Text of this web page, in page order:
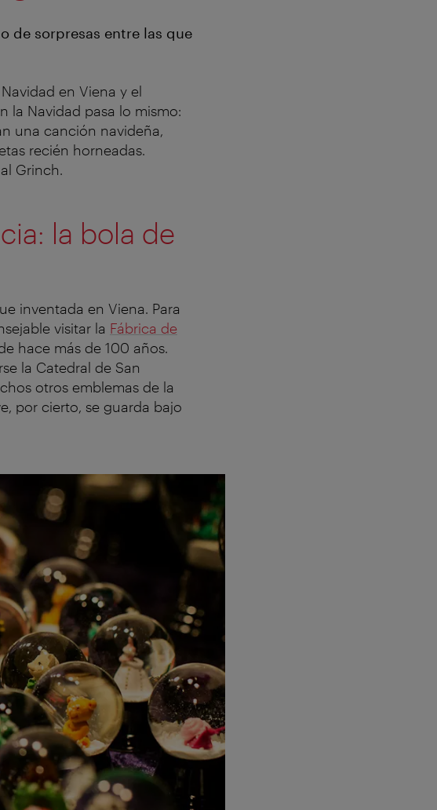
de sorpresas entre las que
en Viena y el
la Navidad pasa lo mismo:
una canción navideña,
recién horneadas.
Grinch.
la bola de
inventada en Viena. Para
visitar la Fábrica de
hace más de 100 años.
la Catedral de San
otros emblemas de la
por cierto, se guarda bajo